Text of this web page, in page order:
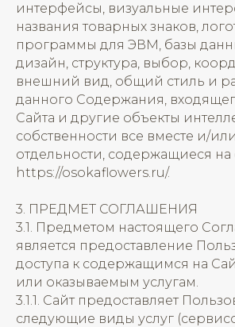
интерфейсы, визуальные
названия товарных знаков,
программы для ЭВМ, базы
дизайн, структура, выбор,
внешний вид, общий стиль и
данного Содержания,
Сайта и другие объекты
собственности все вместе и/
отдельности, содержащиеся на
https://osokaflowers.ru/.
3. ПРЕДМЕТ СОГЛАШЕНИЯ
3.1. Предметом настоящего
является предоставление
доступа к содержащимся на
или оказываемым услугам.
3.1.1. Сайт предоставляет
следующие виды услуг